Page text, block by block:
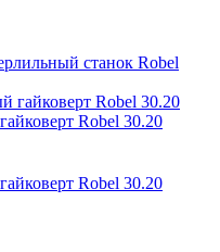
станок Robel
Robel 30.20
Robel 30.20